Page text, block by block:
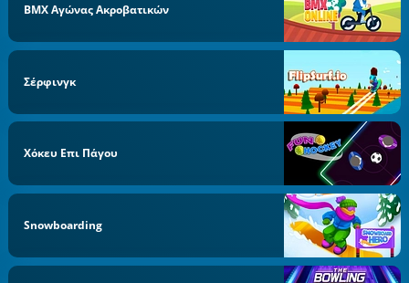
BMX Αγώνας Ακροβατικών
Σέρφινγκ
Χόκευ Επι Πάγου
Snowboarding